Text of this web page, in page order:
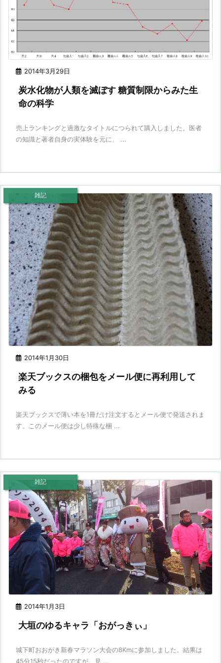
2014年3月29日
炭水化物が人類を滅ぼす 糖質制限からみた生
命の科学
売上ランキングと過激なタイトルにつられて購入しました。医者
の知識と著者自身の実体験を元に、 ...
2014年1月30日
雑記
楽天ブックスの梱包をメール便に再利用して
みる
楽天ブックスで薄い本を1冊だけ注文するとメール便で発送されま
す。このメール便は少し特殊な梱 ...
2014年1月3日
雑記
大垣のゆるキャラ「おがっきぃ」
城下町おおがき新春マラソン大会の8Kmに参加しました。結果は
45分15秒だったのですが、見 ...